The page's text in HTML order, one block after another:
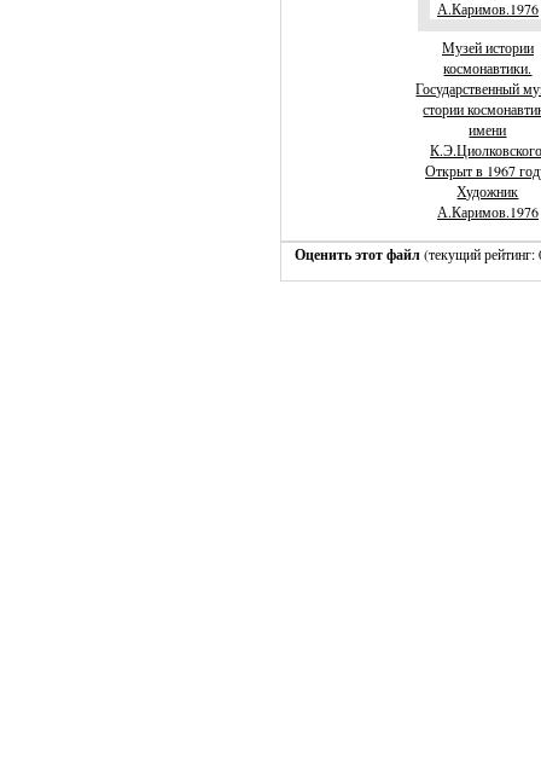
Музей истории
космонавтики.
Государственный
стории
имени
Открыт в 1967
Художник
А.Каримов.1976
Оценить этот файл(текущий